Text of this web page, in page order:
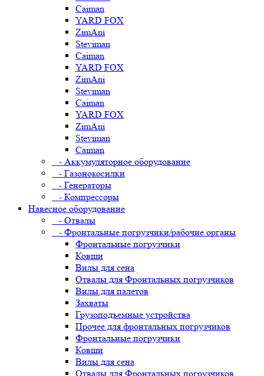
Caiman
YARD FOX
ZimAni
Steviman
Caiman
YARD FOX
ZimAni
Steviman
Caiman
YARD FOX
ZimAni
Steviman
Caiman
- Аккумуляторное оборудование
- Газонокосилки
- Генераторы
- Компрессоры
Навесное оборудование
- Отвалы
- Фронтальные погрузчики/рабочие органы
Фронтальные погрузчики
Ковши
Вилы для сена
Отвалы для Фронтальных погрузчиков
Вилы для палетов
Захваты
Грузоподъемные устройства
Прочее для фронтальных погрузчиков
Фронтальные погрузчики
Ковши
Вилы для сена
Отвалы для Фронтальных погрузчиков